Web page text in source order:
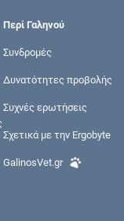
Περί Γαληνού
Συνδρομές
Δυνατότητες προβολής
Συχνές ερωτήσεις
Σχετικά με την Ergobyte
GalinosVet.gr